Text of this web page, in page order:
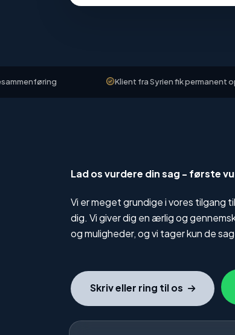
Klient fra Syrien fik permanent
Lad os vurdere din sag - første
Vi er meget grundige i vores tilgang
dig. Vi giver dig en ærlig og
og muligheder, og vi tager kun de
Skriv eller ring til os